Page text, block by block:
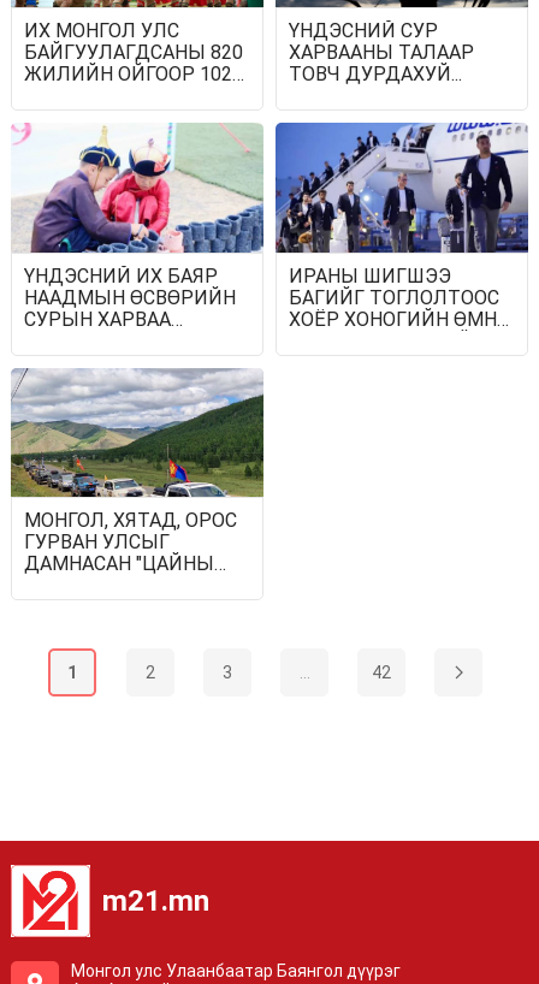
ИХ МОНГОЛ УЛС
БАЙГУУЛАГДСАНЫ 820
ЖИЛИЙН ОЙГООР 1024
ҮНДЭСНИЙ СУР
ХАРВААНЫ ТАЛААР
ТОВЧ ДУРДАХУЙ...
ҮНДЭСНИЙ ИХ БАЯР
НААДМЫН ӨСВӨРИЙН
СУРЫН ХАРВАА
ИРАНЫ ШИГШЭЭ
БАГИЙГ ТОГЛОЛТООС
ХОЁР ХОНОГИЙН ӨМНӨ
ЗӨВШӨӨРӨВ
МОНГОЛ, ХЯТАД, ОРОС
ГУРВАН УЛСЫГ
ДАМНАСАН "ЦАЙНЫ
ЭХЭЛЛЭЭ
1 2 3 42
m21.mn
Монгол улс Улаанбаатар Баянгол дүүрэг